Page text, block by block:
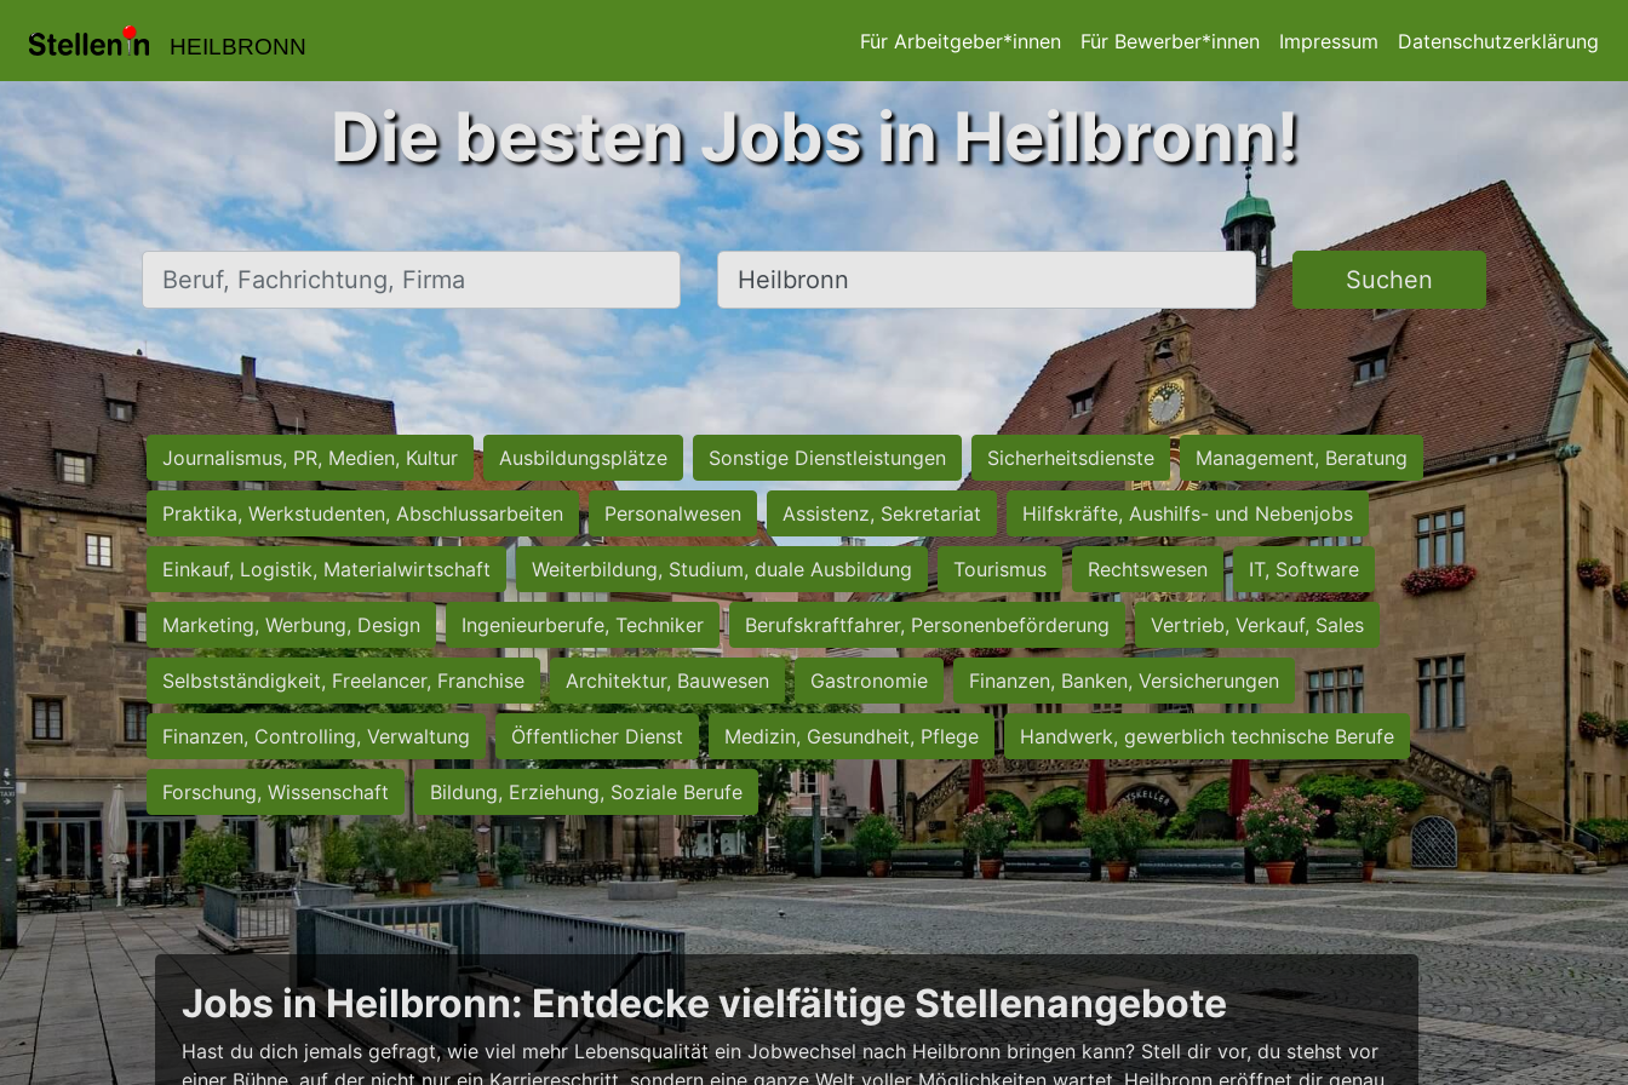
HEILBRONN Für Arbeitgeber*innen Für Bewerber*innen Impressum Datenschutzerklärung
Die besten Jobs in Heilbronn!
Beruf, Fachrichtung, Firma Ort, Stadt Suchen
Journalismus, PR, Medien, Kultur Ausbildungsplätze Sonstige Dienstleistungen Sicherheitsdienste Management, Beratung
Praktika, Werkstudenten, Abschlussarbeiten Personalwesen Assistenz, Sekretariat Hilfskräfte, Aushilfs- und Nebenjobs
Einkauf, Logistik, Materialwirtschaft Weiterbildung, Studium, duale Ausbildung Tourismus Rechtswesen IT, Software
Marketing, Werbung, Design Ingenieurberufe, Techniker Berufskraftfahrer, Personenbeförderung Vertrieb, Verkauf, Sales
Selbstständigkeit, Freelancer, Franchise Architektur, Bauwesen Gastronomie Finanzen, Banken, Versicherungen
Finanzen, Controlling, Verwaltung Öffentlicher Dienst Medizin, Gesundheit, Pflege Handwerk, gewerblich technische Berufe
Forschung, Wissenschaft Bildung, Erziehung, Soziale Berufe
Jobs in Heilbronn: Entdecke vielfältige Stellenangebote
Hast du dich jemals gefragt, wie viel mehr Lebensqualität ein Jobwechsel nach Heilbronn bringen kann? Stell dir vor, du stehst vor